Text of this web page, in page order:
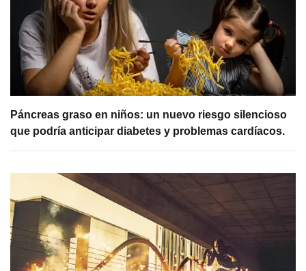
Páncreas graso en niños: un nuevo riesgo silencioso
que podría anticipar diabetes y problemas cardíacos.